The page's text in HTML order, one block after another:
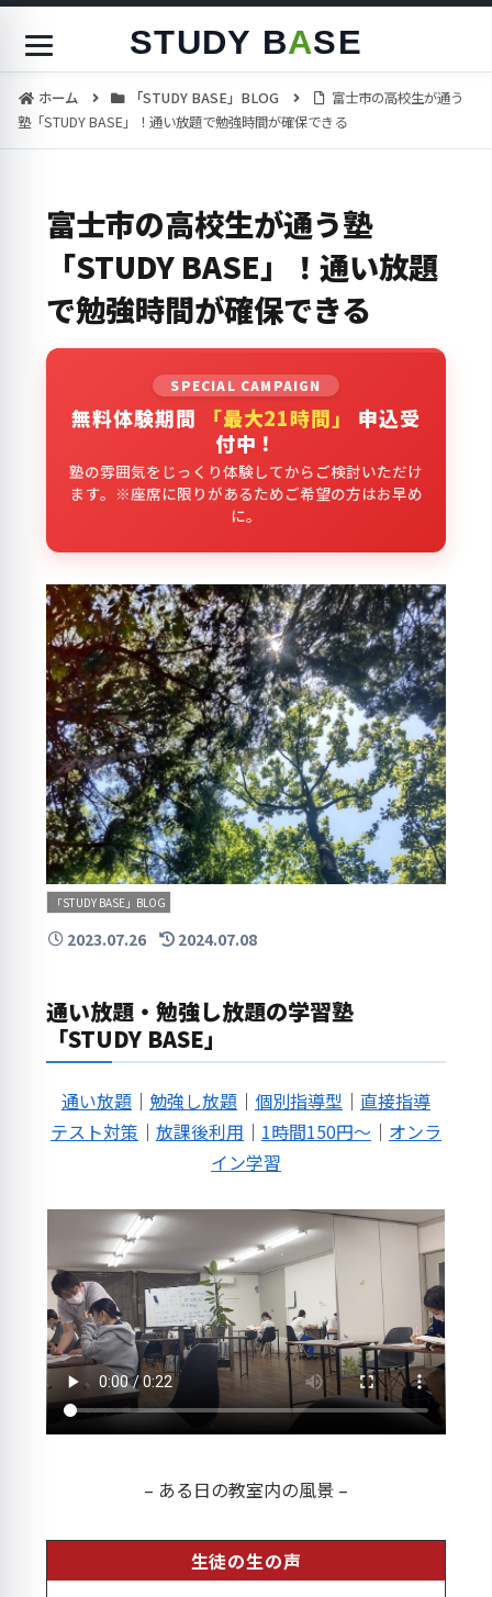
STUDY BASE
ホーム 「STUDY BASE」BLOG
富士市の高校生が通う
塾「STUDY BASE」！通い放題で勉強時間が確保できる
富士市の高校生が通う塾
「STUDY BASE」！通い放題
で勉強時間が確保できる
SPECIAL CAMPAIGN
無料体験期間 「最大21時間」
申込受
付中！
塾の雰囲気をじっくり体験してからご検討いただけ
ます。※座席に限りがあるためご希望の方はお早め
に。
「STUDY BASE」BLOG
2023.07.26 2024.07.08
通い放題・勉強し放題の学習塾
「STUDY BASE」
通い放題 ｜ 勉強し放題 ｜ 個別指導型 ｜ 直接指導
テスト対策 ｜ 放課後利用 ｜ 1時間150円～ ｜ オンラ
イン学習
– ある日の教室内の風景 –
生徒の生の声